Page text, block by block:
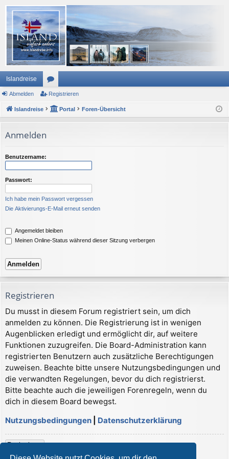
Islandreise
or
en
Abmelden Registrieren
Islandreise Portal Foren-Übersicht
Anmelden
Benutzername:
Passwort:
Ich habe mein Passwort vergessen
Die Aktivierungs-E-Mail erneut senden
Angemeldet bleiben
Meinen Online-Status während dieser Sitzung verbergen
Registrieren
Du musst in diesem Forum registriert sein, um dich
anmelden zu können. Die Registrierung ist in wenigen
Augenblicken erledigt und ermöglicht dir, auf weitere
Funktionen zuzugreifen. Die Board-Administration kann
registrierten Benutzern auch zusätzliche Berechtigungen
zuweisen. Beachte bitte unsere Nutzungsbedingungen und
die verwandten Regelungen, bevor du dich registrierst.
Bitte beachte auch die jeweiligen Forenregeln, wenn du
dich in diesem Board bewegst.
Nutzungsbedingungen
Datenschutzerklärung
Registrieren